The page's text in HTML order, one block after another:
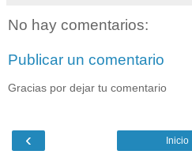
No hay comentarios:
Publicar un comentario
Gracias por dejar tu comentario
‹ Inicio